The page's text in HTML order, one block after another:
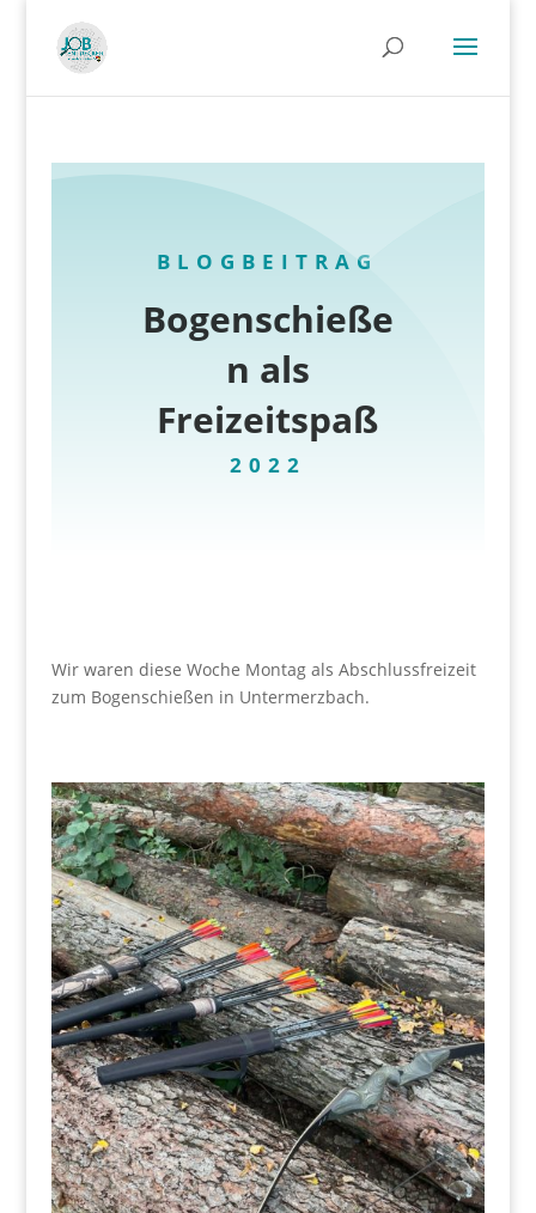
BLOGBEITRAG
Bogenschieße
n als
Freizeitspaß
2022
Wir waren diese Woche Montag als Abschlussfreizeit
zum Bogenschießen in Untermerzbach.